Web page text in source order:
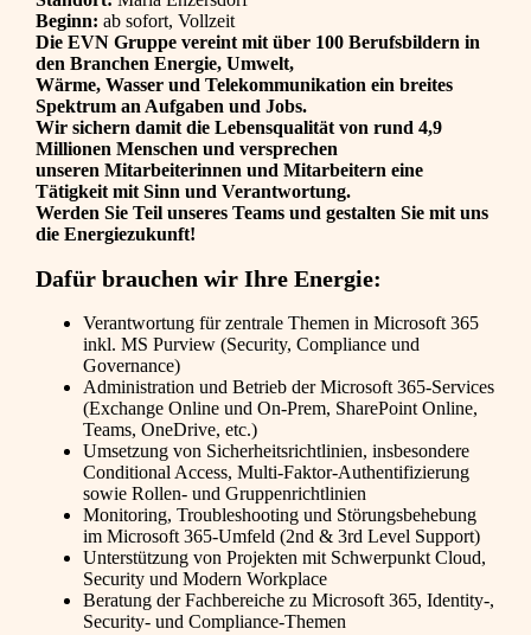
Beginn: ab sofort, Vollzeit
Die EVN Gruppe vereint mit über 100 Berufsbildern in
den Branchen Energie, Umwelt,
Wärme, Wasser und Telekommunikation ein breites
Spektrum an Aufgaben und Jobs.
Wir sichern damit die Lebensqualität von rund 4,9
Millionen Menschen und versprechen
unseren Mitarbeiterinnen und Mitarbeitern eine
Tätigkeit mit Sinn und Verantwortung.
Werden Sie Teil unseres Teams und gestalten Sie mit uns
die Energiezukunft!
Dafür brauchen wir Ihre Energie:
Verantwortung für zentrale Themen in Microsoft 365
inkl. MS Purview (Security, Compliance und
Governance)
Administration und Betrieb der Microsoft 365-Services
(Exchange Online und On-Prem, SharePoint Online,
Teams, OneDrive, etc.)
Umsetzung von Sicherheitsrichtlinien, insbesondere
Conditional Access, Multi-Faktor-Authentifizierung
sowie Rollen- und Gruppenrichtlinien
Monitoring, Troubleshooting und Störungsbehebung
im Microsoft 365-Umfeld (2nd & 3rd Level Support)
Unterstützung von Projekten mit Schwerpunkt Cloud,
Security und Modern Workplace
Beratung der Fachbereiche zu Microsoft 365, Identity-,
Security- und Compliance-Themen